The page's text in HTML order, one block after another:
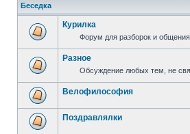
Беседка
Курилка
Форум для разборок и
Разное
Обсуждение любых тем, не
Велофилософия
Поздравлялки